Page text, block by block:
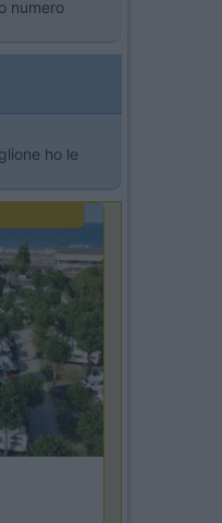
numero
ho le